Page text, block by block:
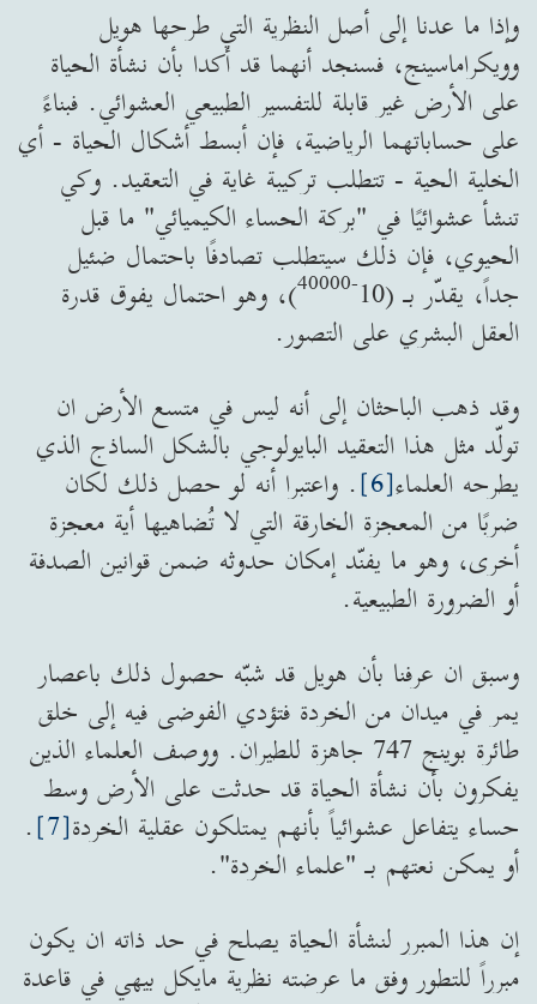
وإذا ما عدنا إلى أصل النظرية التي طرحها هويل
وويكراماسينج، فسنجد أنهما قد أكدا بأن نشأة الحياة
على الأرض غير قابلة للتفسير الطبيعي العشوائي. فبناءً
على حساباتهما الرياضية، فإن أبسط أشكال الحياة - أي
الخلية الحية - تتطلب تركيبة غاية في التعقيد. وكي
تنشأ عشوائيًا في "بركة الحساء الكيميائي" ما قبل
الحيوي، فإن ذلك سيتطلب تصادفًا باحتمال ضئيل
جداً، يقدّر بـ (10
-40000
)، وهو احتمال يفوق قدرة
العقل البشري على التصور.
وقد ذهب الباحثان إلى أنه ليس في متسع الأرض ان
تولّد مثل هذا التعقيد البايولوجي بالشكل الساذج الذي
يطرحه العلماء[6]
. واعتبرا أنه لو حصل ذلك لكان
ضربًا من المعجزة الخارقة التي لا تُضاهيها أية معجزة
أخرى، وهو ما يفنّد إمكان حدوثه ضمن قوانين الصدفة
أو الضرورة الطبيعية.
وسبق ان عرفنا بأن هويل قد شبّه حصول ذلك باعصار
يمر في ميدان من الخردة فتؤدي الفوضى فيه إلى خلق
طائرة بوينج 747 جاهزة للطيران. ووصف العلماء الذين
يفكرون بأن نشأة الحياة قد حدثت على الأرض وسط
حساء يتفاعل عشوائياً بأنهم يمتلكون عقلية الخردة[7]
.
أو يمكن نعتهم بـ "علماء الخردة".
إن هذا المبرر لنشأة الحياة يصلح في حد ذاته ان يكون
مبرراً للتطور وفق ما عرضته نظرية مايكل بيهي في قاعدة